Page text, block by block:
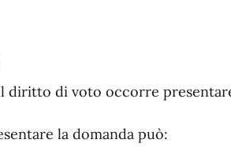
diritto di voto occorre
la domanda può: